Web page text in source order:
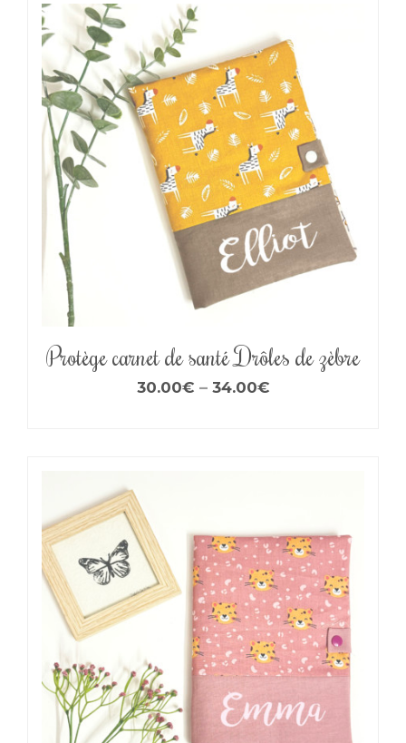
Protège carnet de santé Drôles de zèbre
30.00€ – 34.00€